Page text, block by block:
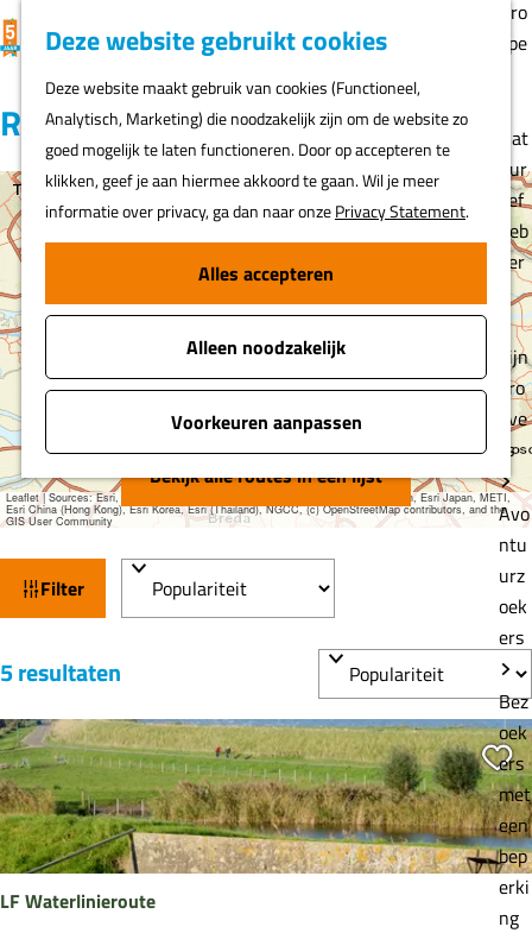
Deze website gebruikt cookies
Deze website maakt gebruik van cookies (Functioneel,
Analytisch, Marketing) die noodzakelijk zijn om de website zo
goed mogelijk te laten functioneren. Door op accepteren te
klikken, geef je aan hiermee akkoord te gaan. Wil je meer
informatie over privacy, ga dan naar onzePrivacy Statement.
Alles accepteren
Alleen noodzakelijk
Voorkeuren aanpassen
a
n
a
a
r
e
h
o
m
e
p
a
g
e
F
v
o
r
i
e
t
e
n
K
a
r
t
Z
e
k
e
n
MENU
Gro
epe
Nat
uur
lief
heb
ber
Fijn
pro
eve
rs
Avo
ntu
urz
oek
ers
Bez
oek
ers
met
een
bep
erki
ng
Routes
+
Leaflet|Sources: Esri, HERE, Garmin, USGS, Intermap, INCREMENT P, NRCan, Esri Japan, METI,
Esri China (Hong Kong), Esri Korea, Esri (Thailand), NGCC, (c) OpenStreetMap contributors, and the
GIS User Community
Bekijk alle routes in een lijst
W
a
z
e
k
j
e
Filter
t
e
r
o
p
:
5 resultaten
S
r
t
e
e
r
o
p
LF Waterlinieroute